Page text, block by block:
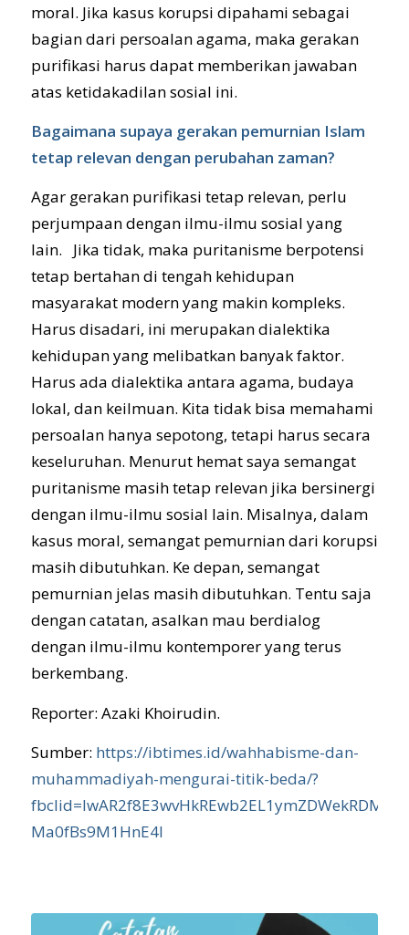
moral. Jika kasus korupsi dipahami sebagai
bagian dari persoalan agama, maka gerakan
purifikasi harus dapat memberikan jawaban
atas ketidakadilan sosial ini.
Bagaimana supaya gerakan pemurnian Islam
tetap relevan dengan perubahan zaman?
Agar gerakan purifikasi tetap relevan, perlu
perjumpaan dengan ilmu-ilmu sosial yang
lain. Jika tidak, maka puritanisme berpotensi
tetap bertahan di tengah kehidupan
masyarakat modern yang makin kompleks.
Harus disadari, ini merupakan dialektika
kehidupan yang melibatkan banyak faktor.
Harus ada dialektika antara agama, budaya
lokal, dan keilmuan. Kita tidak bisa memahami
persoalan hanya sepotong, tetapi harus secara
keseluruhan. Menurut hemat saya semangat
puritanisme masih tetap relevan jika bersinergi
dengan ilmu-ilmu sosial lain. Misalnya, dalam
kasus moral, semangat pemurnian dari korupsi
masih dibutuhkan. Ke depan, semangat
pemurnian jelas masih dibutuhkan. Tentu saja
dengan catatan, asalkan mau berdialog
dengan ilmu-ilmu kontemporer yang terus
berkembang.
Reporter: Azaki Khoirudin.
Sumber: https://ibtimes.id/wahhabisme-dan-
muhammadiyah-mengurai-titik-beda/?
Ma0fBs9M1HnE4I